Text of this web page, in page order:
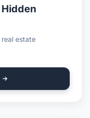
estate